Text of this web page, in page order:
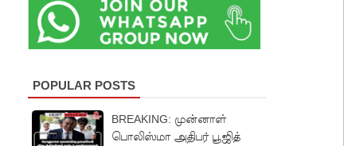
POPULAR POSTS
BREAKING: முன்னாள்
பொலிஸ்மா அதிபர் பூஜித்